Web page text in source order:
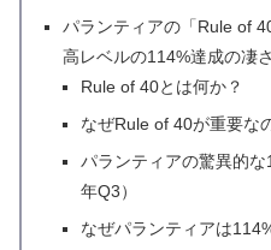
パランティアの「Rule of
高レベルの114%達成の凄さ
Rule of 40とは何か？
なぜRule of 40が重要な
パランティアの驚異的
年Q3）
なぜパランティアは